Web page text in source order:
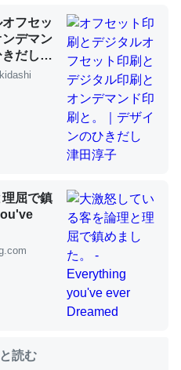
類だと殻を無くしてナメク
大問題＝「昆虫はなぜ海にいな
中。あと、Googleマップで
量や充電中かが分かるので
。
の父67歳と僕。ITツール導入で
た｜tayorini by LIFULL介護
8を設定中でした。Prime
フセッ
ンデマン
きだし
屈で鎮
読む